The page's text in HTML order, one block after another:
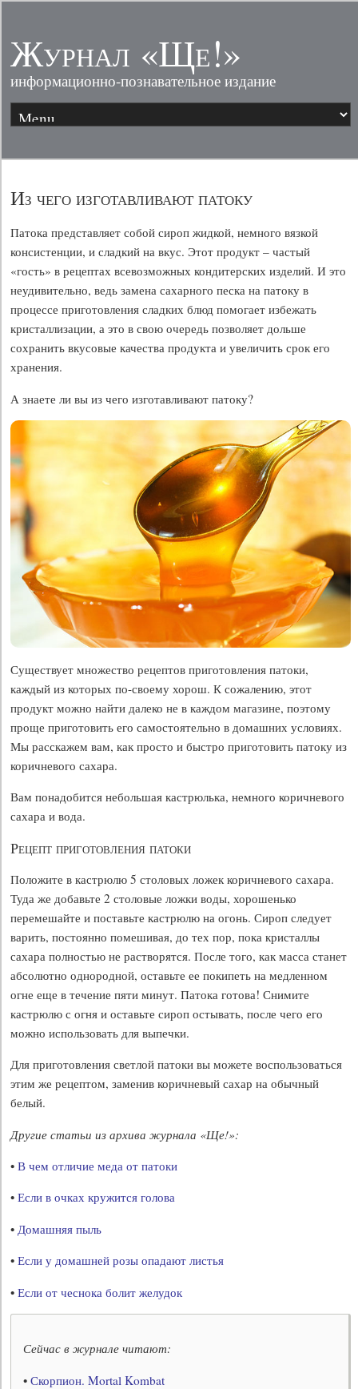
Журнал «Ще!»
информационно-познавательное издание
Из чего изготавливают патоку
Патока представляет собой сироп жидкой, немного вязкой
консистенции, и сладкий на вкус. Этот продукт – частый
«гость» в рецептах всевозможных кондитерских изделий. И это
неудивительно, ведь замена сахарного песка на патоку в
процессе приготовления сладких блюд помогает избежать
кристаллизации, а это в свою очередь позволяет дольше
сохранить вкусовые качества продукта и увеличить срок его
хранения.
А знаете ли вы из чего изготавливают патоку?
Существует множество рецептов приготовления патоки,
каждый из которых по-своему хорош. К сожалению, этот
продукт можно найти далеко не в каждом магазине, поэтому
проще приготовить его самостоятельно в домашних условиях.
Мы расскажем вам, как просто и быстро приготовить патоку из
коричневого сахара.
Вам понадобится небольшая кастрюлька, немного коричневого
сахара и вода.
Рецепт приготовления патоки
Положите в кастрюлю 5 столовых ложек коричневого сахара.
Туда же добавьте 2 столовые ложки воды, хорошенько
перемешайте и поставьте кастрюлю на огонь. Сироп следует
варить, постоянно помешивая, до тех пор, пока кристаллы
сахара полностью не растворятся. После того, как масса станет
абсолютно однородной, оставьте ее покипеть на медленном
огне еще в течение пяти минут. Патока готова! Снимите
кастрюлю с огня и оставьте сироп остывать, после чего его
можно использовать для выпечки.
Для приготовления светлой патоки вы можете воспользоваться
этим же рецептом, заменив коричневый сахар на обычный
белый.
Другие статьи из архива журнала «Ще!»:
•В чем отличие меда от патоки
•Если в очках кружится голова
• Домашняя пыль
•Если у домашней розы опадают листья
•Если от чеснока болит желудок
Сейчас в журнале читают:
•Скорпион. Mortal Kombat